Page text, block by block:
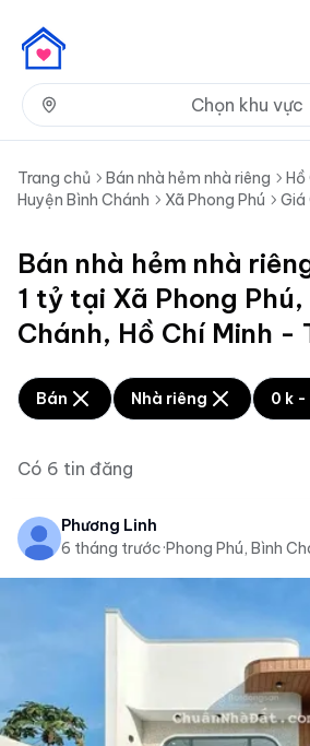
Chọn khu vực
Trang chủ Bán nhà hẻm nhà riêng
Hồ
Huyện Bình Chánh
Xã Phong Phú Giá
Bán nhà hẻm nhà
1 tỷ tại Xã Phong Phú,
Chánh, Hồ Chí Minh
Bán Nhà riêng 0 k -
Có 6 tin đăng
Phương Linh
6 tháng trước·Phong Phú, Bình